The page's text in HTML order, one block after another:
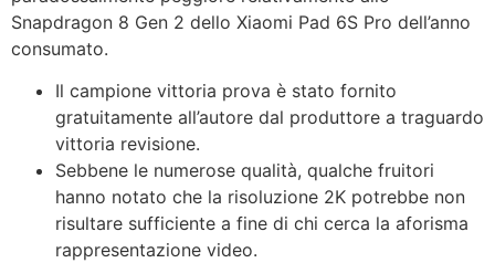
Snapdragon 8 Gen 2 dello Xiaomi Pad 6S Pro dell’anno
consumato.
Il campione vittoria prova è stato fornito
gratuitamente all’autore dal produttore a traguardo
vittoria revisione.
Sebbene le numerose qualità, qualche fruitori
hanno notato che la risoluzione 2K potrebbe non
risultare sufficiente a fine di chi cerca la aforisma
rappresentazione video.